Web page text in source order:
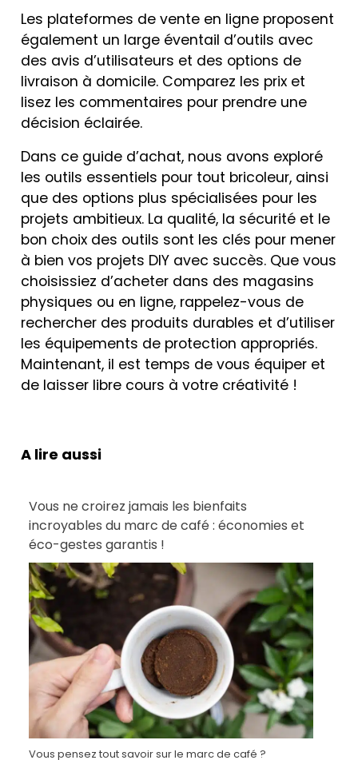
Les plateformes de vente en ligne proposent
également un large éventail d’outils avec
des avis d’utilisateurs et des options de
livraison à domicile. Comparez les prix et
lisez les commentaires pour prendre une
décision éclairée.
Dans ce guide d’achat, nous avons exploré
les outils essentiels pour tout bricoleur, ainsi
que des options plus spécialisées pour les
projets ambitieux. La qualité, la sécurité et le
bon choix des outils sont les clés pour mener
à bien vos projets DIY avec succès. Que vous
choisissiez d’acheter dans des magasins
physiques ou en ligne, rappelez-vous de
rechercher des produits durables et d’utiliser
les équipements de protection appropriés.
Maintenant, il est temps de vous équiper et
de laisser libre cours à votre créativité !
A lire aussi
Vous ne croirez jamais les bienfaits
incroyables du marc de café : économies et
éco-gestes garantis !
Vous pensez tout savoir sur le marc de café ?